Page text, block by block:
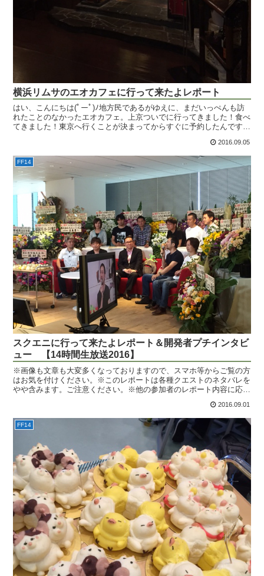
横浜リムサのエオカフェに行って来たよレポート
はい、こんにちは(ﾟーﾟ)ﾉ地方民であるがゆえに、まだいっぺんも訪
れたことのなかったエオカフェ。上京ついでに行ってきました！食べ
てきました！東京へ行くことが決まってからすぐに予約したんですけ
2016.09.05
FF14
スクエニに行って来たよレポート＆開発者プチインタビ
ュー 【14時間生放送2016】
※画像も文章も大変多くなっておりますので、スマホ等からご覧の方
はお気を付けください。※このレポートは各種クエストのネタバレを
やや含みます。ご注意ください。※他の参加者のレポート内容に応じ
2016.09.01
FF14